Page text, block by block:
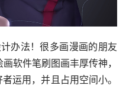
办法！很多画漫画的朋友
软件笔刷图画丰厚传神，
运用，并且占用空间小。